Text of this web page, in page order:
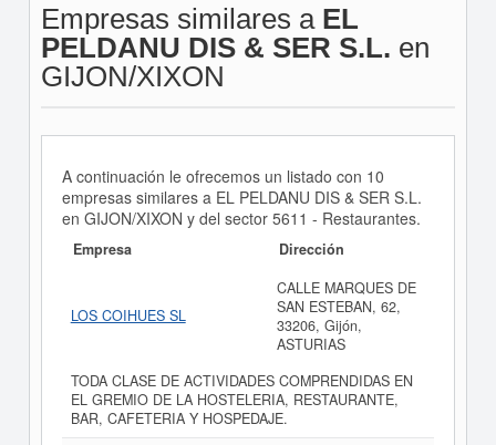
Empresas similares a EL
PELDANU DIS & SER S.L. en
GIJON/XIXON
A continuación le ofrecemos un listado con 10
empresas similares a EL PELDANU DIS & SER S.L.
en GIJON/XIXON y del sector 5611 - Restaurantes.
Empresa Dirección
LOS COIHUES SL
CALLE MARQUES DE
SAN ESTEBAN, 62,
33206, Gijón,
ASTURIAS
TODA CLASE DE ACTIVIDADES COMPRENDIDAS EN
EL GREMIO DE LA HOSTELERIA, RESTAURANTE,
BAR, CAFETERIA Y HOSPEDAJE.